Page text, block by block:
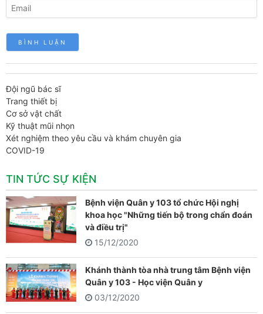
Đội ngũ bác sĩ
Trang thiết bị
Cơ sở vật chất
Kỹ thuật mũi nhọn
Xét nghiệm theo yêu cầu và khám chuyên gia
COVID-19
TIN TỨC SỰ KIỆN
Bệnh viện Quân y 103 tổ chức Hội nghị
khoa học "Những tiến bộ trong chẩn đoán
và điều trị"
15/12/2020
Khánh thành tòa nhà trung tâm Bệnh viện
Quân y 103 - Học viện Quân y
03/12/2020